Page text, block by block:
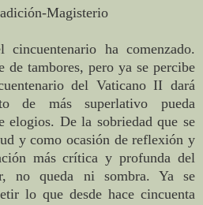
Magisterio
ha comenzado.
de tambores, pero ya se percibe
del Vaticano II dará
de más superlativo pueda
elogios. De la sobriedad que se
y como ocasión de reflexión y
más crítica y profunda del
no queda ni sombra. Ya se
lo que desde hace cincuenta